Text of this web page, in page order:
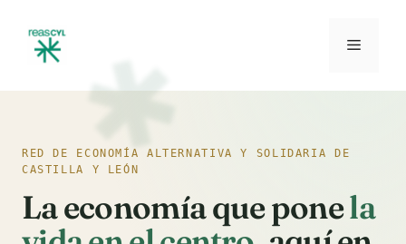
content
Menu
RED DE ECONOMÍA ALTERNATIVA Y SOLIDARIA DE
CASTILLA Y LEÓN
La economía que ponela